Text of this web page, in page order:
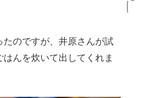
たのですが、井原さんが試
んを炊いて出してくれま